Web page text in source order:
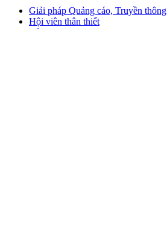
Giải pháp Quảng cáo, Truyền thông
Hội viên thân thiết
Bản tin